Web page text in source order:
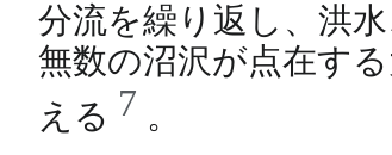
分流を繰り返し、洪
無数の沼沢が点在す
える 7 。